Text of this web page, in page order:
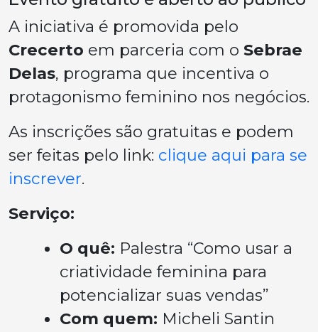
A iniciativa é promovida pelo
Crecerto em parceria com o Sebrae
Delas, programa que incentiva o
protagonismo feminino nos negócios.
As inscrições são gratuitas e podem
ser feitas pelo link: clique aqui para se
inscrever.
Serviço:
O quê: Palestra “Como usar a
criatividade feminina para
potencializar suas vendas”
Com quem: Micheli Santin